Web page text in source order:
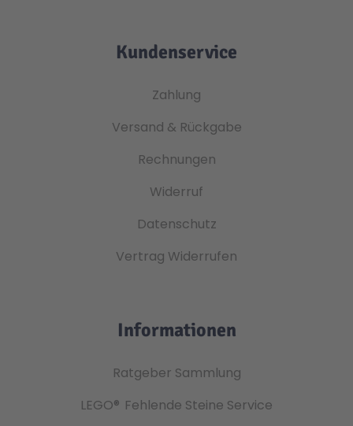
Kundenservice
Zahlung
Versand & Rückgabe
Rechnungen
Widerruf
Datenschutz
Vertrag Widerrufen
Informationen
Ratgeber Sammlung
LEGO® Fehlende Steine Service